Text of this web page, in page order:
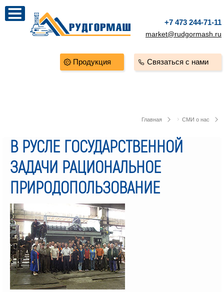
+7 473 244-71-11
market@rudgormash.ru
Связаться с нами
Продукция
Главная СМИ о нас
В РУСЛЕ ГОСУДАРСТВЕННОЙ
ЗАДАЧИ РАЦИОНАЛЬНОЕ
ПРИРОДОПОЛЬЗОВАНИЕ